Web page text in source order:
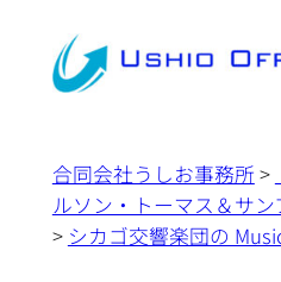
合同会社うしお事務所 >
ルソン・トーマス＆サ
> シカゴ交響楽団の